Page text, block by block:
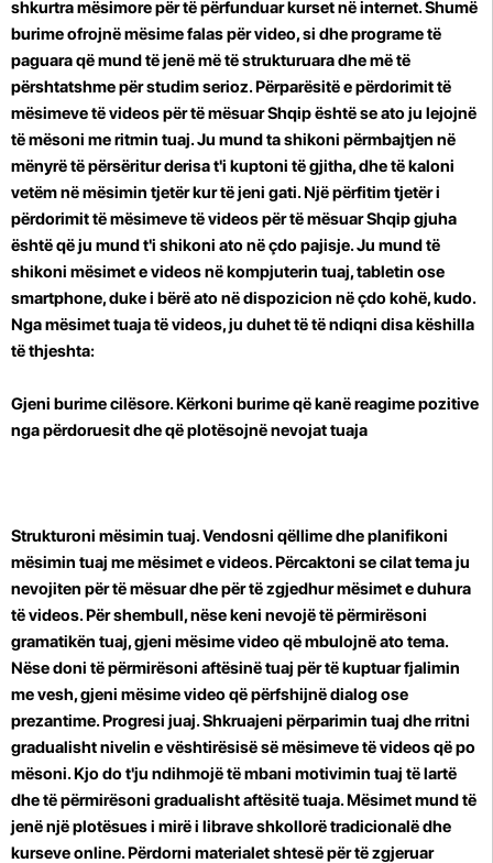
shkurtra mësimore për të përfunduar kurset në internet. Shumë
burime ofrojnë mësime falas për video, si dhe programe të
paguara që mund të jenë më të strukturuara dhe më të
përshtatshme për studim serioz. Përparësitë e përdorimit të
mësimeve të videos për të mësuar Shqip është se ato ju lejojnë
të mësoni me ritmin tuaj. Ju mund ta shikoni përmbajtjen në
mënyrë të përsëritur derisa t'i kuptoni të gjitha, dhe të kaloni
vetëm në mësimin tjetër kur të jeni gati. Një përfitim tjetër i
përdorimit të mësimeve të videos për të mësuar Shqip gjuha
është që ju mund t'i shikoni ato në çdo pajisje. Ju mund të
shikoni mësimet e videos në kompjuterin tuaj, tabletin ose
smartphone, duke i bërë ato në dispozicion në çdo kohë, kudo.
Nga mësimet tuaja të videos, ju duhet tëtë ndiqni disa këshilla
të thjeshta:
Gjeni burime cilësore. Kërkoni burime që kanë reagime pozitive
nga përdoruesit dhe që plotësojnë nevojat tuaja
Strukturoni mësimin tuaj. Vendosni qëllime dhe planifikoni
mësimin tuaj me mësimet e videos. Përcaktoni se cilat tema ju
nevojiten për të mësuar dhe për të zgjedhur mësimet e duhura
të videos. Për shembull, nëse keni nevojë të përmirësoni
gramatikën tuaj, gjeni mësime video që mbulojnë ato tema.
Nëse doni të përmirësoni aftësinë tuaj për të kuptuar fjalimin
me vesh, gjeni mësime video që përfshijnë dialog ose
prezantime. Progresi juaj. Shkruajeni përparimin tuaj dhe rritni
gradualisht nivelin e vështirësisë së mësimeve të videos që po
mësoni. Kjo do t'ju ndihmojë të mbani motivimin tuaj të lartë
dhe të përmirësoni gradualisht aftësitë tuaja. Mësimet mund të
jenë një plotësues i mirë i librave shkollorë tradicionalë dhe
kurseve online. Përdorni materialet shtesë për të zgjeruar